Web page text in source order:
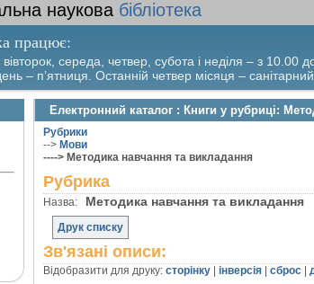
наукова бібліотека
працює:
вівторок, середа, четвер, субота і неділя – з 10.00
– п’ятниця. Останній четвер місяця –
Електронний каталог : Книги у рубриці:
Рубрики
--> Мови
----> Методика навчання та викладання
Рубрика
Назва: Методика навчання та викладання
Друк списку
Зв'язані описи:
Відобразити для друку: сторінку інверсія сброс